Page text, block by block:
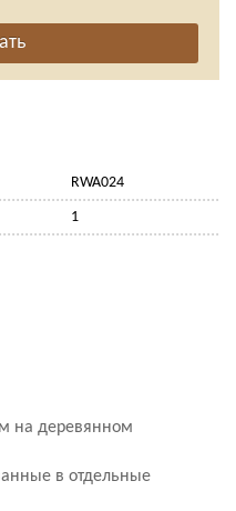
RWA024
1
на деревянном
в отдельные